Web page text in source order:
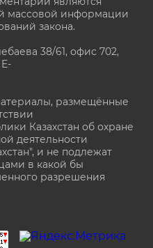
массовой информации
закона.
38/61, офис 702,
размещённые
Казахстан об охране
деятельности
и не подлежат
в какой бы
разрешения